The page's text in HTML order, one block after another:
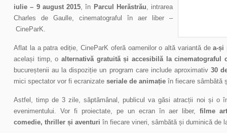
iulie – 9 august 2015, în Parcul Herăstrău, intrarea
Charles de Gaulle, cinematograful în aer liber –
CineParK.
Aflat la a patra ediție, CineParK oferă oamenilor o altă variantă dea-și
același timp, o alternativă gratuită și accesibilă la cinematograful
bucureștenii au la dispoziție un program care include aproximativ30
mici spectator vor fi ecranizate seriale de animație în fiecare sâmbătă
Astfel, timp de 3 zile, săptămânal, publicul va găsi atracții noi și o
evenimentului. Vor fi proiectate, pe un ecran în aer liber, filme
comedie, thriller și aventuri în fiecare vineri, sâmbătă și duminică de